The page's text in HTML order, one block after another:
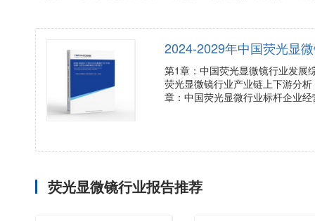
2024-2029年中国荧光显
第1章：中国荧光显微镜行业发展
荧光显微镜行业产业链上下游分
章：中国荧光显微行业标杆企业
荧光显微镜行业报告推荐